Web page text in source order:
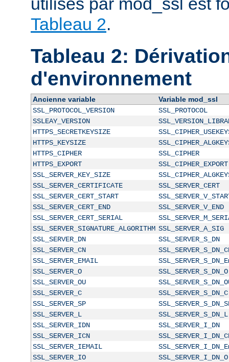
Tableau 2.
Tableau 2:
d'environnement
Ancienne variable
Variable mod_ssl
SSL_PROTOCOL_VERSION
SSL_PROTOCOL
SSLEAY_VERSION
HTTPS_SECRETKEYSIZE
HTTPS_KEYSIZE
HTTPS_CIPHER
SSL_CIPHER
HTTPS_EXPORT
SSL_CIPHER_EXPORT
SSL_SERVER_KEY_SIZE
SSL_SERVER_CERTIFICATE
SSL_SERVER_CERT
SSL_SERVER_CERT_START
SSL_SERVER_CERT_END
SSL_SERVER_V_END
SSL_SERVER_CERT_SERIAL
SSL_SERVER_SIGNATURE_ALGORITHM SSL_SERVER_A_SIG
SSL_SERVER_DN
SSL_SERVER_S_DN
SSL_SERVER_CN
SSL_SERVER_EMAIL
SSL_SERVER_O
SSL_SERVER_S_DN_O
SSL_SERVER_OU
SSL_SERVER_C
SSL_SERVER_S_DN_C
SSL_SERVER_SP
SSL_SERVER_L
SSL_SERVER_S_DN_L
SSL_SERVER_IDN
SSL_SERVER_I_DN
SSL_SERVER_ICN
SSL_SERVER_IEMAIL
SSL_SERVER_IO
SSL_SERVER_I_DN_O